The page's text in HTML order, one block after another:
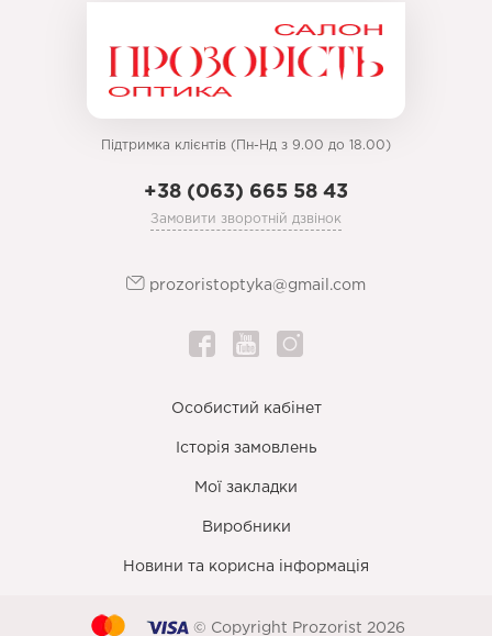
Підтримка клієнтів (Пн-Нд з 9.00 до 18.00)
+38 (063) 665 58 43
Замовити зворотній дзвінок
prozoristoptyka@gmail.com
Особистий кабінет
Історія замовлень
Мої закладки
Виробники
Новини та корисна інформація
© Copyright Prozorist 2026